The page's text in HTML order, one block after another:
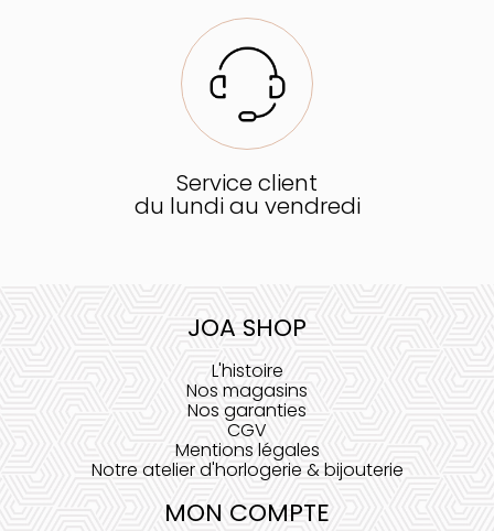
Service client
du lundi au vendredi
JOA SHOP
L'histoire
Nos magasins
Nos garanties
CGV
Mentions légales
Notre atelier d'horlogerie & bijouterie
MON COMPTE